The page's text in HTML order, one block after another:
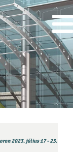
2023. július 17 - 23.